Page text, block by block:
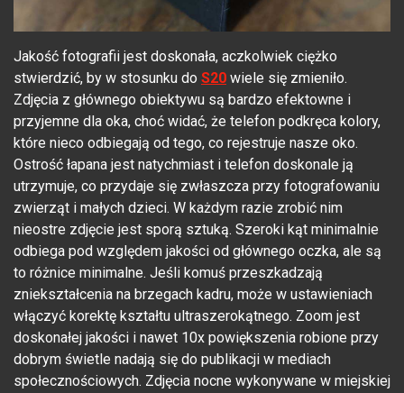
Jakość fotografii jest doskonała, aczkolwiek ciężko
stwierdzić, by w stosunku do S20 wiele się zmieniło.
Zdjęcia z głównego obiektywu są bardzo efektowne i
przyjemne dla oka, choć widać, że telefon podkręca kolory,
które nieco odbiegają od tego, co rejestruje nasze oko.
Ostrość łapana jest natychmiast i telefon doskonale ją
utrzymuje, co przydaje się zwłaszcza przy fotografowaniu
zwierząt i małych dzieci. W każdym razie zrobić nim
nieostre zdjęcie jest sporą sztuką. Szeroki kąt minimalnie
odbiega pod względem jakości od głównego oczka, ale są
to różnice minimalne. Jeśli komuś przeszkadzają
zniekształcenia na brzegach kadru, może w ustawieniach
włączyć korektę kształtu ultraszerokątnego. Zoom jest
doskonałej jakości i nawet 10x powiększenia robione przy
dobrym świetle nadają się do publikacji w mediach
społecznościowych. Zdjęcia nocne wykonywane w miejskiej